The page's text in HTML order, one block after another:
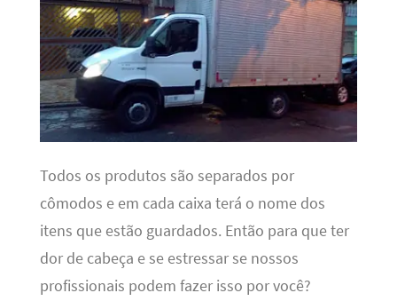
Todos os produtos são separados por
cômodos e em cada caixa terá o nome dos
itens que estão guardados. Então para que ter
dor de cabeça e se estressar se nossos
profissionais podem fazer isso por você?